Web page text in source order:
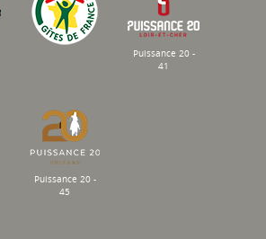
Puissance 20 -
41
Puissance 20 -
45